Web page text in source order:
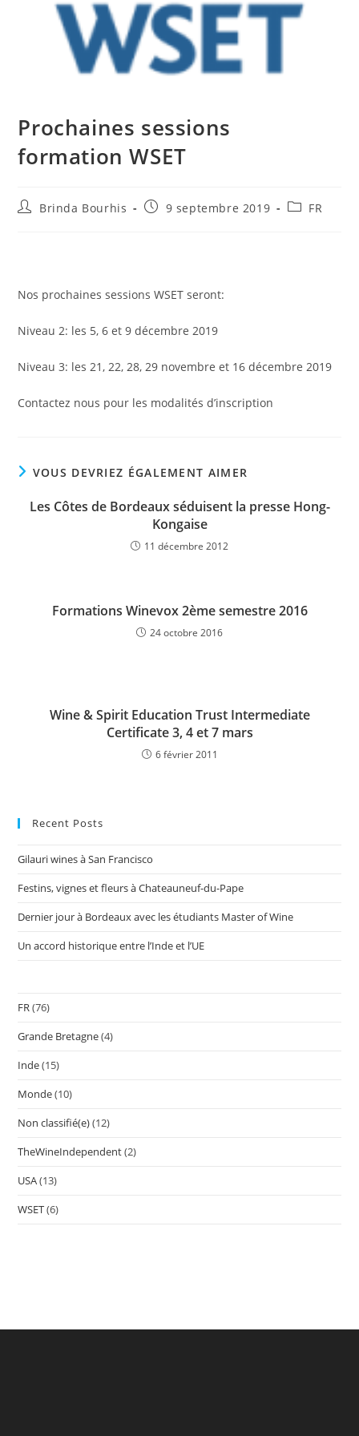
Prochaines sessions
formation WSET
Auteur/autrice
Brinda Bourhis
Publication
9 septembre 2019
PostFR
Nos prochaines sessions WSET seront:
Niveau 2: les 5, 6 et 9 décembre 2019
Niveau 3: les 21, 22, 28, 29 novembre et 16 décembre 2019
Contactez nous pour les modalités d’inscription
VOUS DEVRIEZ ÉGALEMENT AIMER
Les Côtes de Bordeaux séduisent la presse Hong-
Kongaise
11 décembre 2012
Formations Winevox 2ème semestre 2016
24 octobre 2016
Wine & Spirit Education Trust Intermediate
Certificate 3, 4 et 7 mars
6 février 2011
Recent Posts
Gilauri wines à San Francisco
Festins, vignes et fleurs à Chateauneuf-du-Pape
Dernier jour à Bordeaux avec les étudiants Master of Wine
Un accord historique entre l’Inde et l’UE
FR(76)
Grande Bretagne(4)
Inde(15)
Monde(10)
Non classifié(e)(12)
TheWineIndependent(2)
USA(13)
WSET(6)